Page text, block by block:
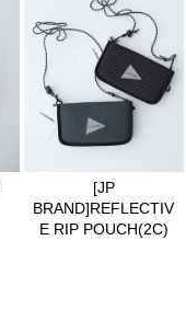
[JP
BRAND]REFLECTIV
E RIP POUCH(2C)